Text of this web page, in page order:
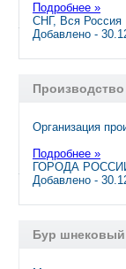
Подробнее »
СНГ, Вся Россия
Добавлено -
Организация
Подробнее »
ГОРОДА
Добавлено -
Бур шнековый